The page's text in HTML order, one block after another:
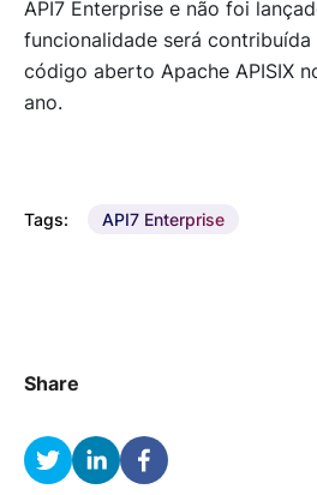
API7 Enterprise e não foi
funcionalidade será
código aberto Apache APISIX
ano.
Tags: API7 Enterprise
Share